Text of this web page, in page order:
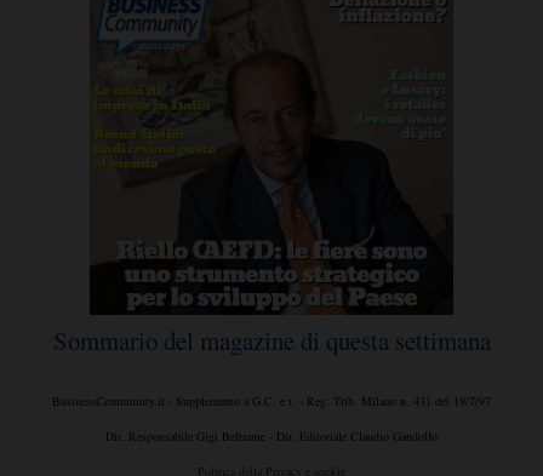
Sommario del magazine di questa settimana
BusinessCommunity.it - Supplemento a G.C. e t. - Reg. Trib. Milano n. 431 del 19/7/97
Dir. Responsabile Gigi Beltrame - Dir. Editoriale Claudio Gandolfo
Politica della Privacy e cookie